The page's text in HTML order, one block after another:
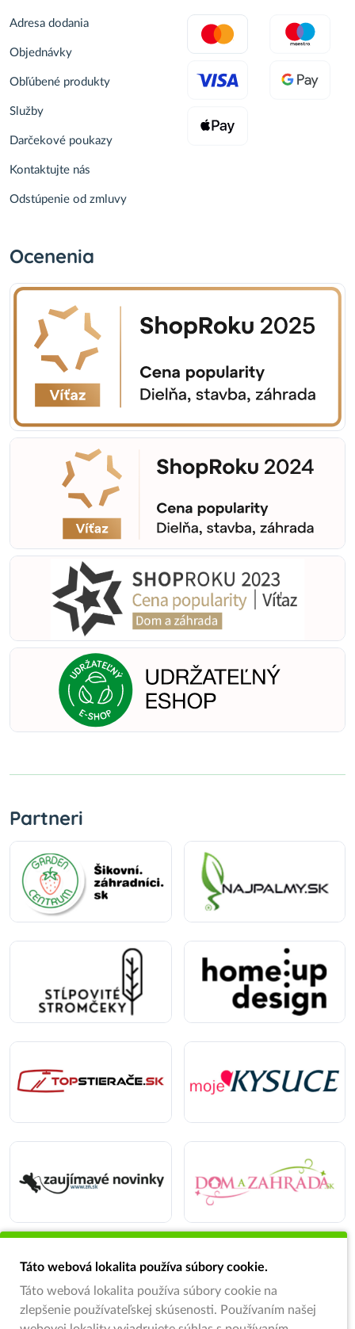
Adresa dodania
Objednávky
Obľúbené produkty
Služby
Darčekové poukazy
Kontaktujte nás
Odstúpenie od zmluvy
Ocenenia
Partneri
Táto webová lokalita používa súbory cookie.
Táto webová lokalita používa súbory cookie na
zlepšenie používateľskej skúsenosti. Používaním našej